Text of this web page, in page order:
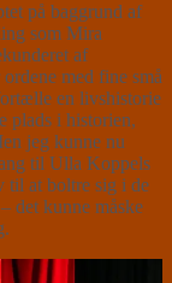
på baggrund af
som Mira
af
med fine små
en livshistorie
plads i historien,
jeg kunne nu
til Ulla Koppels
til at boltre sig i de
det kunne måske